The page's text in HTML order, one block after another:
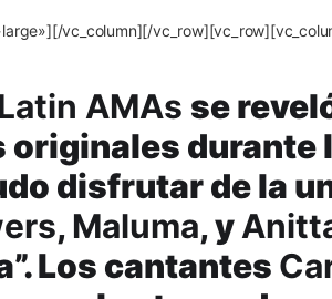
vc_column][/
AMAs se
durante
disfrutar de la
,Maluma, y
Los cantantes